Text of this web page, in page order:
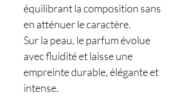
équilibrant la composition sans
en atténuer le caractère.
Sur la peau, le parfum évolue
avec fluidité et laisse une
empreinte durable, élégante et
intense.